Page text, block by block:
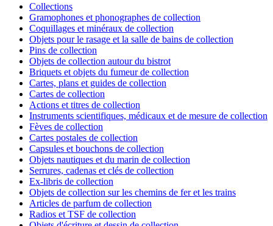
Collections
Gramophones et phonographes de collection
Coquillages et minéraux de collection
Objets pour le rasage et la salle de bains de collection
Pins de collection
Objets de collection autour du bistrot
Briquets et objets du fumeur de collection
Cartes, plans et guides de collection
Cartes de collection
Actions et titres de collection
Instruments scientifiques, médicaux et de mesure de collection
Fèves de collection
Cartes postales de collection
Capsules et bouchons de collection
Objets nautiques et du marin de collection
Serrures, cadenas et clés de collection
Ex-libris de collection
Objets de collection sur les chemins de fer et les trains
Articles de parfum de collection
Radios et TSF de collection